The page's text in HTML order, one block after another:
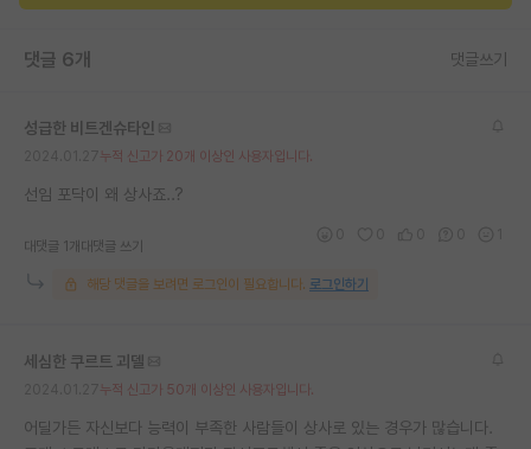
댓글 6개 댓글쓰기
성급한 비트겐슈타인
누적 신고가 20개 이상인 사용자입니다.
선임 포닥이 왜 상사죠..?
대댓글 1개 대댓글 쓰기
해당 댓글을 보려면 로그인이 필요합니다. 로그인하기
세심한 쿠르트 괴델
누적 신고가 50개 이상인 사용자입니다.
어딜가든 자신보다 능력이 부족한 사람들이 상사로 있는 경우가 많습니다.